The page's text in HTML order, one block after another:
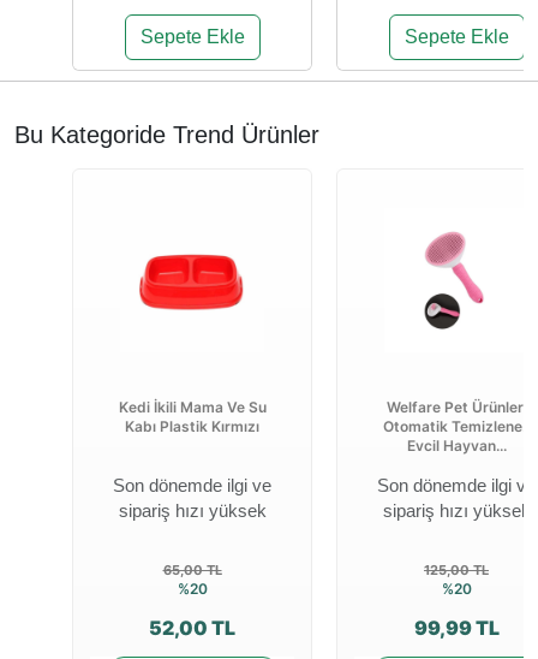
Sepete Ekle Sepete Ekle
Bu Kategoride Trend Ürünler
Kedi İkili Mama Ve Su
Kabı Plastik Kırmızı
Son dönemde ilgi ve
sipariş hızı yüksek
65,00 TL
%20
52,00 TL
Welfare Pet Ürünleri
Otomatik Temizlenen
Evcil Hayvan...
Son dönemde ilgi ve
sipariş hızı yüksek
125,00 TL
%20
99,99 TL